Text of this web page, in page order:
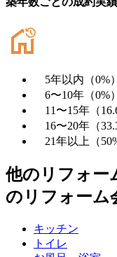
5年以内 （0%）
6〜10年 （0%）
11〜15年 （
16〜20年 （
21年以上
（50
他のリフォー
のリフォーム
キッチン
トイレ